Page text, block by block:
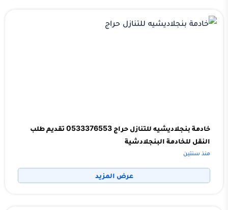
خادمة بنجلاديشيه للتنازل حراج 0533376553 تقديم طلب
النقل للخادمة البنجلادشية
منذ سنتين
عرض المزيد